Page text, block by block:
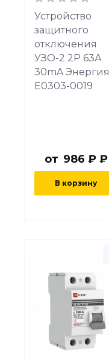
Устройство
защитного
отключения
УЗО-2 2Р 63А
30mA Энергия
Е0303-0019
от 986 ₽ ₽
В корзину